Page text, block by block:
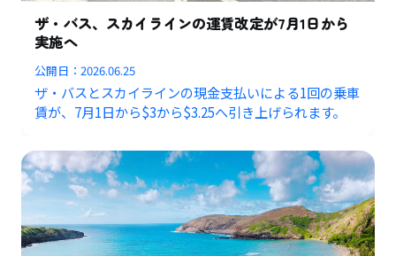
ザ・バス、スカイラインの運賃改定が7月1日から
実施へ
公開日：2026.06.25
ザ・バスとスカイラインの現金支払いによる1回の乗車
賃が、7月1日から$3から$3.25へ引き上げられます。